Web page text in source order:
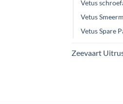
Vetus
Vetus
Vetus Spare
Zeevaart